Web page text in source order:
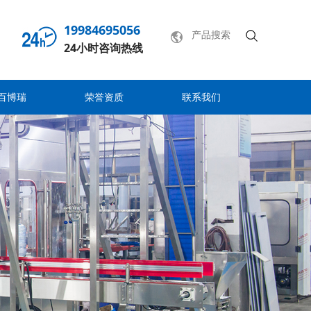
19984695056
24小时咨询热线
博瑞 荣誉资质 联系我们